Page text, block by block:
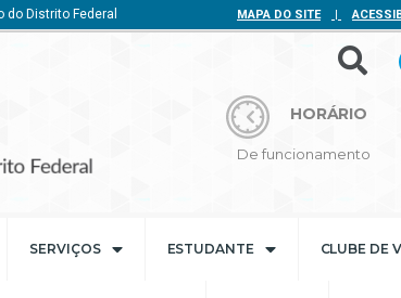
Distrito Federal MAPA DO SITE |
HORÁRIO
De funcionamento
SERVIÇOS ESTUDANTE CLUBE DE